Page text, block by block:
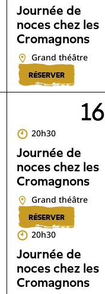
Journée de
noces chez les
Cromagnons
Grand théâtre
RÉSERVER
16
20h30
Journée de
noces chez les
Cromagnons
Grand théâtre
RÉSERVER
20h30
Journée de
noces chez les
Cromagnons